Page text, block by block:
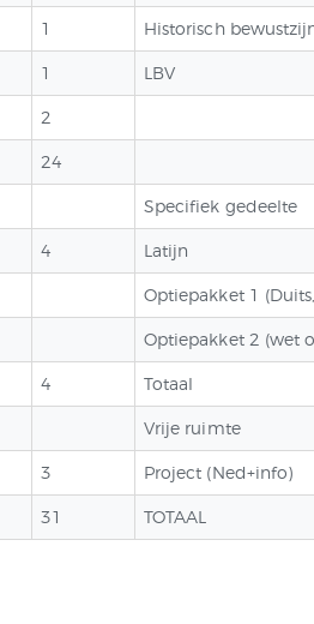
1 Historisch
1 LBV
2
24
Specifiek gedeelte
4 Latijn
Optiepakket 1
Optiepakket 2 (wet
4 Totaal
Vrije ruimte
3 Project (Ned+info)
31 TOTAAL